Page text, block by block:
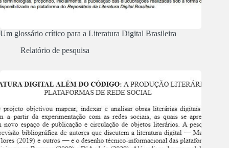
Um glossário crítico para a Literatura Digital Brasileira
Relatório de pesquisa